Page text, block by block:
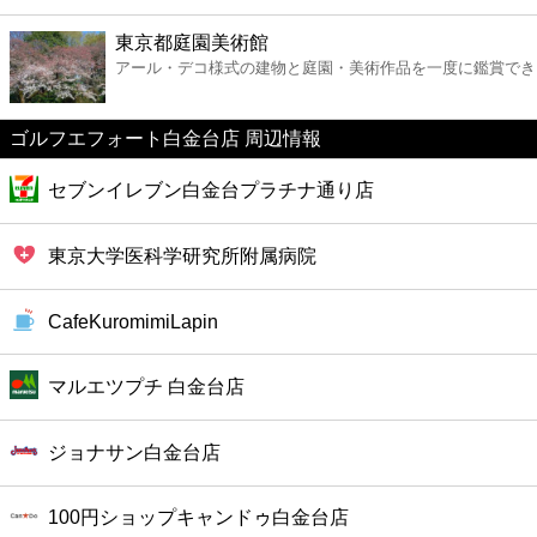
ファーストフード
カフェ
ショッピング
銀行
ホテル
東京都庭園美術館
アール・デコ様式の建物と庭園・美術作品を一度に鑑賞で
ゴルフエフォート白金台店 周辺情報
セブンイレブン白金台プラチナ通り店
東京大学医科学研究所附属病院
CafeKuromimiLapin
マルエツプチ 白金台店
ジョナサン白金台店
100円ショップキャンドゥ白金台店